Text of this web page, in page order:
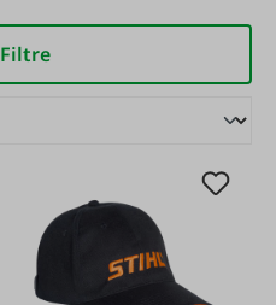
Filtre